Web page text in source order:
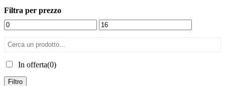
Filtra per prezzo
In offerta(0)
Filtro